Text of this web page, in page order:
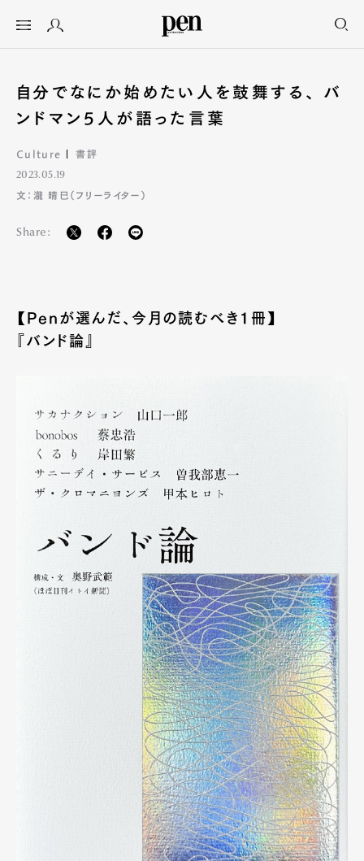
自分でなにか始めたい人を鼓舞する、 バ
ンドマン5人が語った言葉
Culture 書評
2023.05.19
文：瀧 晴巳（フリーライター）
Share:
【Penが選んだ、今月の読むべき1冊】
『バンド論』